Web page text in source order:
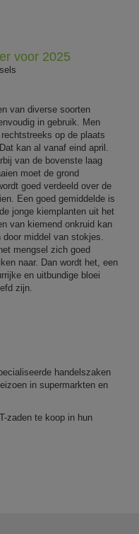
voor 2025
van diverse soorten
in gebruik. Men
op de plaats
kan al vanaf eind april.
van de bovenste laag
moet de grond
goed verdeeld over de
Een goed gemiddelde is
jonge kiemplanten uit het
van kiemend onkruid kan
middel van stokjes.
mengsel zich goed
naar. Dan wordt het, een
en uitbundige bloei
zijn.
handelszaken
in supermarkten en
zaden te koop in hun